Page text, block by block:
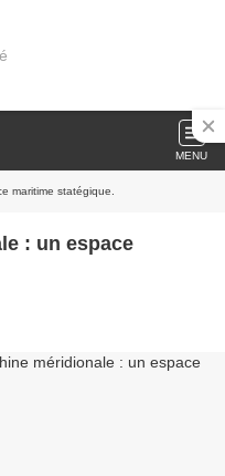
MENU
maritime statégique.
: un espace